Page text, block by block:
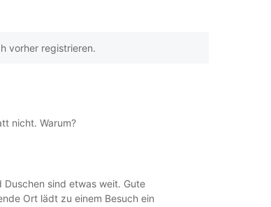
vorher registrieren.
nicht. Warum?
Duschen sind etwas weit. Gute
Ort lädt zu einem Besuch ein